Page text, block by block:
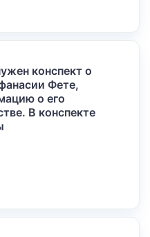
конспект о
Фете,
о его
В конспекте